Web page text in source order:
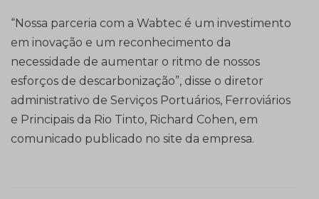
“Nossa parceria com a Wabtec é um investimento
em inovação e um reconhecimento da
necessidade de aumentar o ritmo de nossos
esforços de descarbonização”, disse o diretor
administrativo de Serviços Portuários, Ferroviários
e Principais da Rio Tinto, Richard Cohen, em
comunicado publicado no site da empresa.